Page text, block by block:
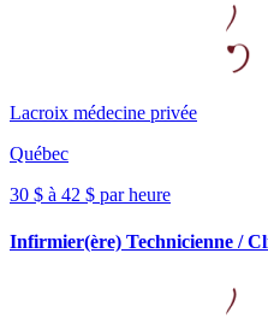
Lacroix médecine privée
Québec
30 $ à 42 $ par heure
Infirmier(ère) Technicienne /